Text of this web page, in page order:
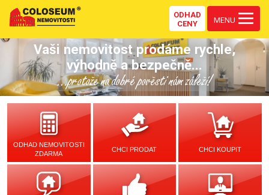
ODHAD
CENY
MENU
Vaši nemovitost prodáme rychle,
výhodně a bezpečně...
...protože na dobré pověsti nám záleží!
ODHAD NEMOVITOSTI
ZDARMA
CHCI PRODAT CHCI KOUPIT